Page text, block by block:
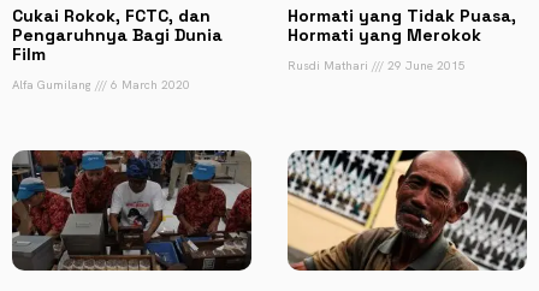
Cukai Rokok, FCTC, dan
Pengaruhnya Bagi Dunia
Film
Alfa Gumilang 6 March 2020
Hormati yang Tidak Puasa,
Hormati yang Merokok
Rusdi Mathari 29 June 2015